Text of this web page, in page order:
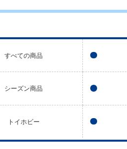
すべての商品
シーズン商品
トイホビー